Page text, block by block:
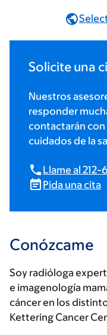
Solicite una
Nuestros
responder
contactarán
cuidados de la
Llame al
Pida una cita
Conózcame
Soy radióloga
e imagenología
cáncer en los
Kettering Cancer